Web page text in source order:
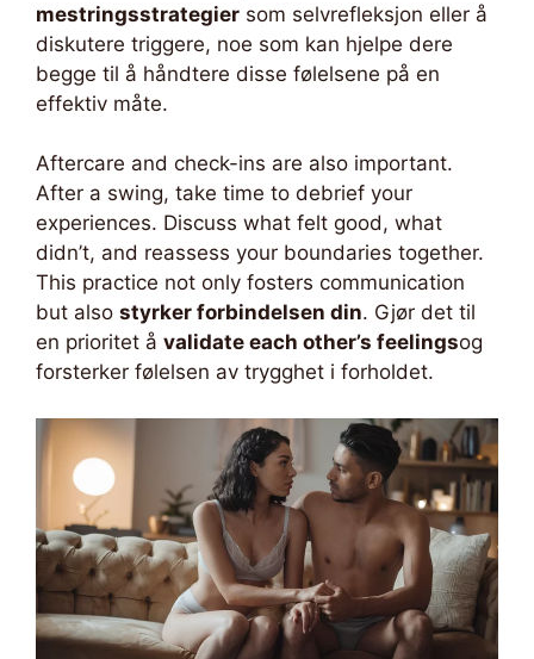
mestringsstrategier som selvrefleksjon eller å
diskutere triggere, noe som kan hjelpe dere
begge til å håndtere disse følelsene på en
effektiv måte.
Aftercare and check-ins are also important.
After a swing, take time to debrief your
experiences. Discuss what felt good, what
didn’t, and reassess your boundaries together.
This practice not only fosters communication
but also styrker forbindelsen din. Gjør det til
en prioritet å validate each other’s feelingsog
forsterker følelsen av trygghet i forholdet.